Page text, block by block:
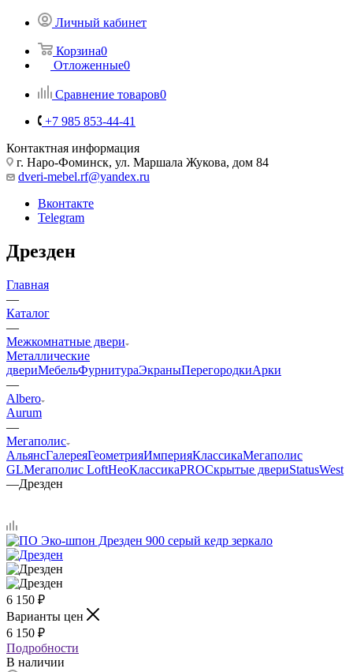
Личный кабинет
Корзина0
Отложенные0
Сравнение товаров0
+7 985 853-44-41
Контактная информация
г. Наро-Фоминск, ул. Маршала Жукова, дом 84
dveri-mebel.rf@yandex.ru
Вконтакте
Telegram
Дрезден
Главная
—
Каталог
—
Межкомнатные двери
Металлические
двериМебельФурнитураЭкраныПерегородкиАрки
—
Albero
Aurum
—
Мегаполис
АльянсГалереяГеометрияИмперияКлассикаМегаполис
GLМегаполис LoftНеоКлассикаPROСкрытые двериStatusWest
—Дрезден
6 150 ₽
Варианты цен
6 150 ₽
Подробности
В наличии